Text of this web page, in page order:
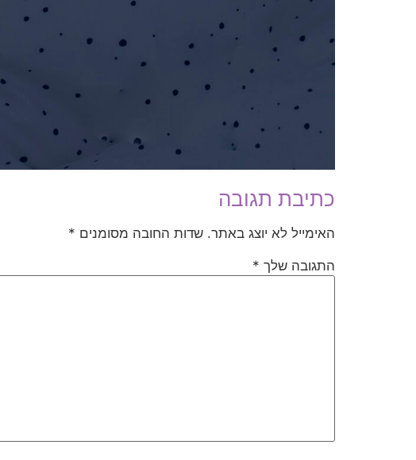
כתיבת תגובה
האימייל לא יוצג באתר. שדות החובה מסומנים *
התגובה שלך *